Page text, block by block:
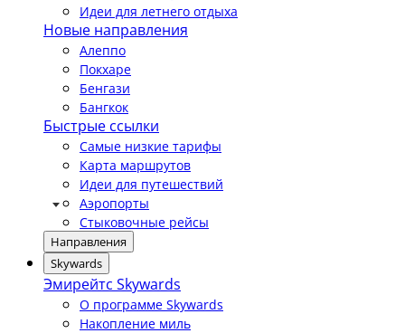
Идеи для летнего отдыха
Новые направления
Алеппо
Покхаре
Бенгази
Бангкок
Быстрые ссылки
Самые низкие тарифы
Карта маршрутов
Идеи для путешествий
Аэропорты
Стыковочные рейсы
Направления
Skywards
Эмирейтс Skywards
О программе Skywards
Накопление миль